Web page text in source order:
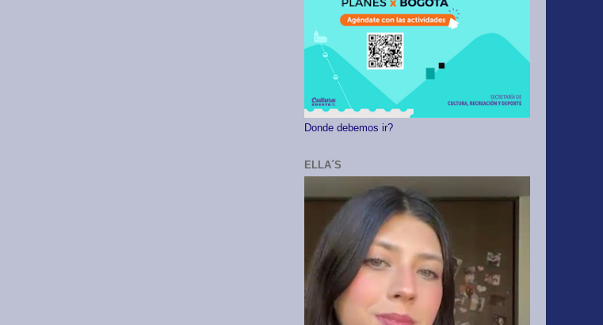
Donde debemos ir?
ELLA´S